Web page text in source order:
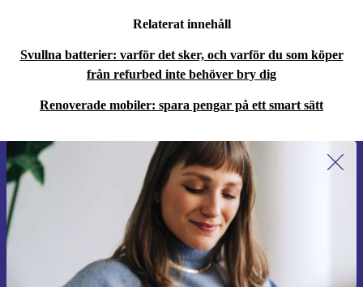
Relaterat innehåll
Svullna batterier: varför det sker, och varför du som köper
från refurbed inte behöver bry dig
Renoverade mobiler: spara pengar på ett smart sätt
Anmäl dig till vårt nyhetsbrev för
första gången och spara 200 kr!
Missa aldrig ett erbjudande igen.